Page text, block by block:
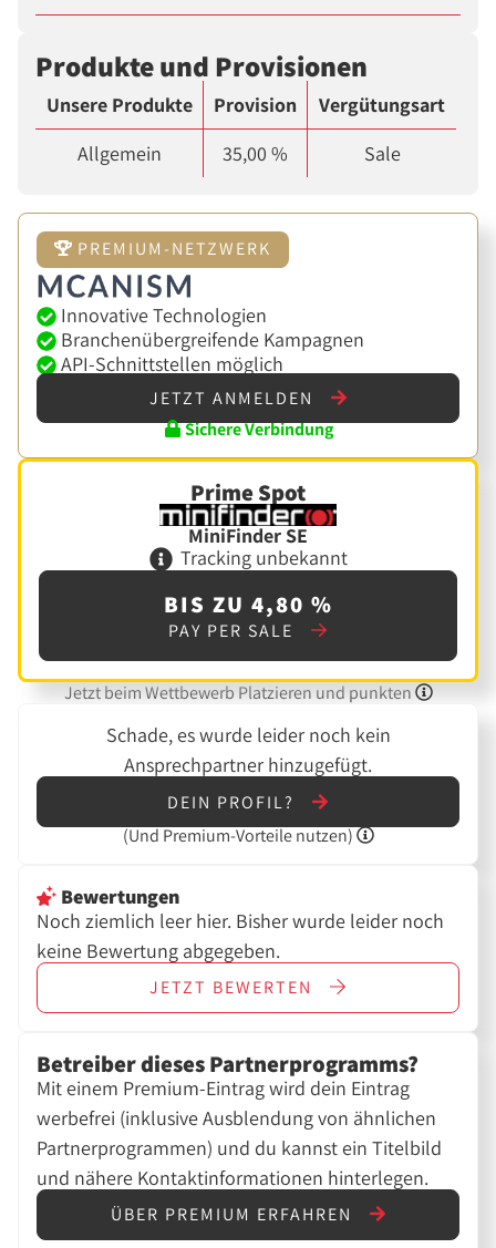
Produkte und Provisionen
Unsere Produkte Provision
Vergütungsart
Allgemein
35,00 % Sale
PREMIUM-NETZWERK
Innovative Technologien
Branchenübergreifende Kampagnen
API-Schnittstellen möglich
JETZT ANMELDEN
Sichere Verbindung
Prime Spot
MiniFinder SE
Tracking unbekannt
BIS ZU 4,80 %
PAY PER SALE
Jetzt beim Wettbewerb Platzieren und punkten
Schade, es wurde leider noch kein
Ansprechpartner hinzugefügt.
DEIN PROFIL?
(Und Premium-Vorteile nutzen)
Bewertungen
Noch ziemlich leer hier. Bisher wurde leider noch
keine Bewertung abgegeben.
JETZT BEWERTEN
Betreiber dieses Partnerprogramms?
Mit einem Premium-Eintrag wird dein Eintrag
werbefrei (inklusive Ausblendung von ähnlichen
Partnerprogrammen) und du kannst ein Titelbild
und nähere Kontaktinformationen hinterlegen.
ÜBER PREMIUM ERFAHREN